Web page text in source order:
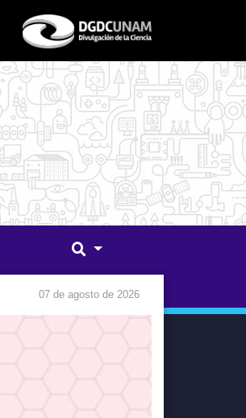
07 de agosto de 2026